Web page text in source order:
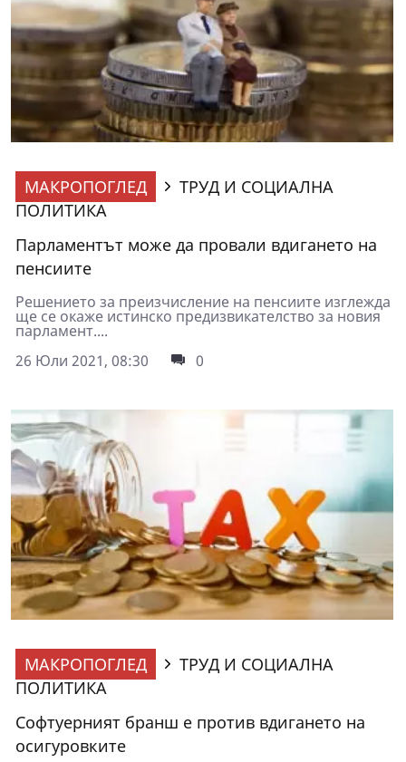
МАКРОПОГЛЕД
ТРУД И СОЦИАЛНА
ПОЛИТИКА
Парламентът може да провали вдигането на
пенсиите
Решението за преизчисление на пенсиите изглежда
ще се окаже истинско предизвикателство за новия
парламент....
26 Юли 2021, 08:30
0
МАКРОПОГЛЕД
ТРУД И СОЦИАЛНА
ПОЛИТИКА
Софтуерният бранш е против вдигането на
осигуровките